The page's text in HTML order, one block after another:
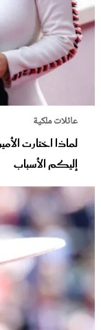
عائلات ملكية
لماذا اختارت
إليكم الأسباب